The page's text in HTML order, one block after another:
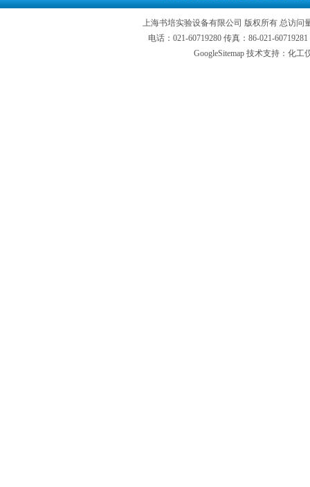
上海书培实验设备有限公司 版权所有 总访问
电话：021-60719280 传真：86-021-
GoogleSitemap 技术支持：化工